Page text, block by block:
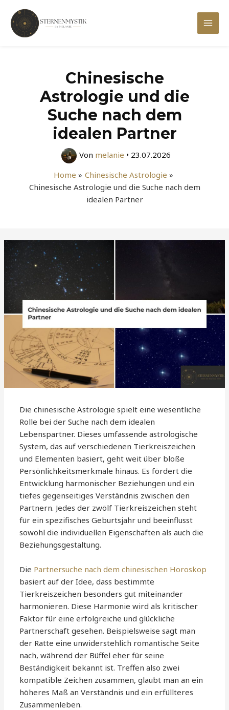
Inhalt
springen
Main
Chinesische
Astrologie und die
Suche nach dem
idealen Partner
Von melanie • 23.07.2026
Home
Chinesische Astrologie
Chinesische Astrologie und die Suche nach dem
idealen Partner
Die chinesische Astrologie spielt eine wesentliche
Rolle bei der Suche nach dem idealen
Lebenspartner. Dieses umfassende astrologische
System, das auf verschiedenen Tierkreiszeichen
und Elementen basiert, geht weit über bloße
Persönlichkeitsmerkmale hinaus. Es fördert die
Entwicklung harmonischer Beziehungen und ein
tiefes gegenseitiges Verständnis zwischen den
Partnern. Jedes der zwölf Tierkreiszeichen steht
für ein spezifisches Geburtsjahr und beeinflusst
sowohl die individuellen Eigenschaften als auch die
Beziehungsgestaltung.
Die Partnersuche nach dem chinesischen Horoskop
basiert auf der Idee, dass bestimmte
Tierkreiszeichen besonders gut miteinander
harmonieren. Diese Harmonie wird als kritischer
Faktor für eine erfolgreiche und glückliche
Partnerschaft gesehen. Beispielsweise sagt man
der Ratte eine unwiderstehlich romantische Seite
nach, während der Büffel eher für seine
Beständigkeit bekannt ist. Treffen also zwei
kompatible Zeichen zusammen, glaubt man an ein
höheres Maß an Verständnis und ein erfüllteres
Zusammenleben.